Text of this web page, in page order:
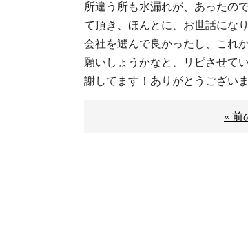
所違う所も水漏れが、あったの
て頂き、ほんとに、お世話にな
会社を選んで良かったし、これ
願いしょうかなと、リピさせて
謝してます！ありがとうございま
« 前